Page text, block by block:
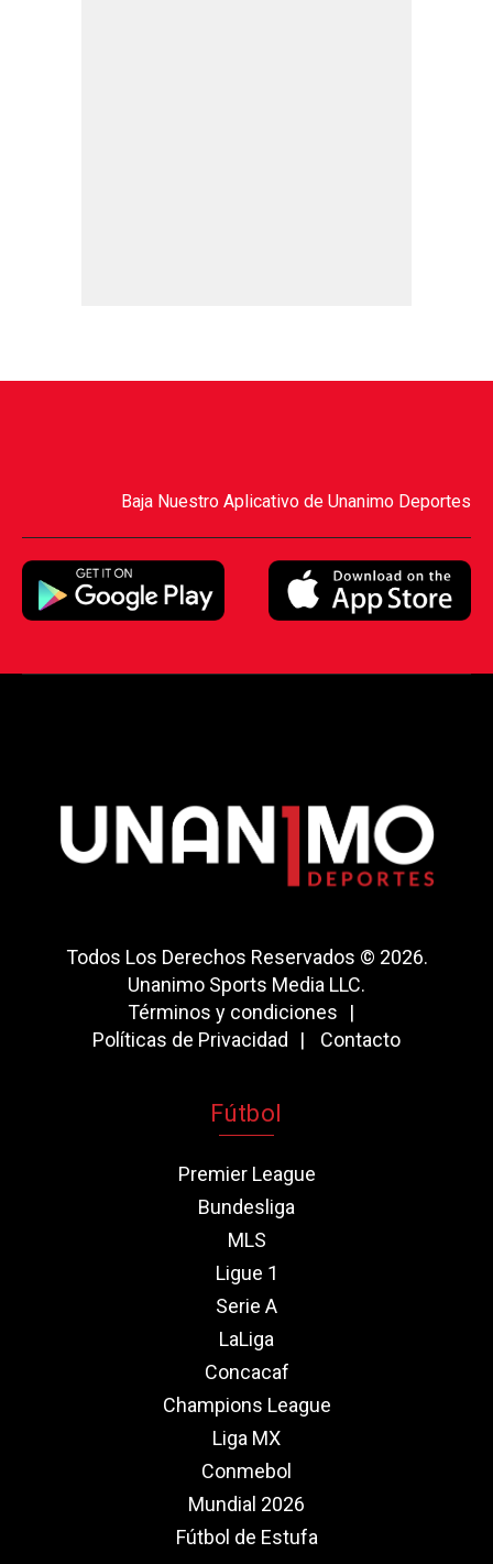
Baja Nuestro Aplicativo de Unanimo Deportes
Todos Los Derechos Reservados © 2026.
Unanimo Sports Media LLC.
Términos y condiciones
Políticas de Privacidad
Contacto
Fútbol
Premier League
Bundesliga
MLS
Ligue 1
Serie A
LaLiga
Concacaf
Champions League
Liga MX
Conmebol
Mundial 2026
Fútbol de Estufa